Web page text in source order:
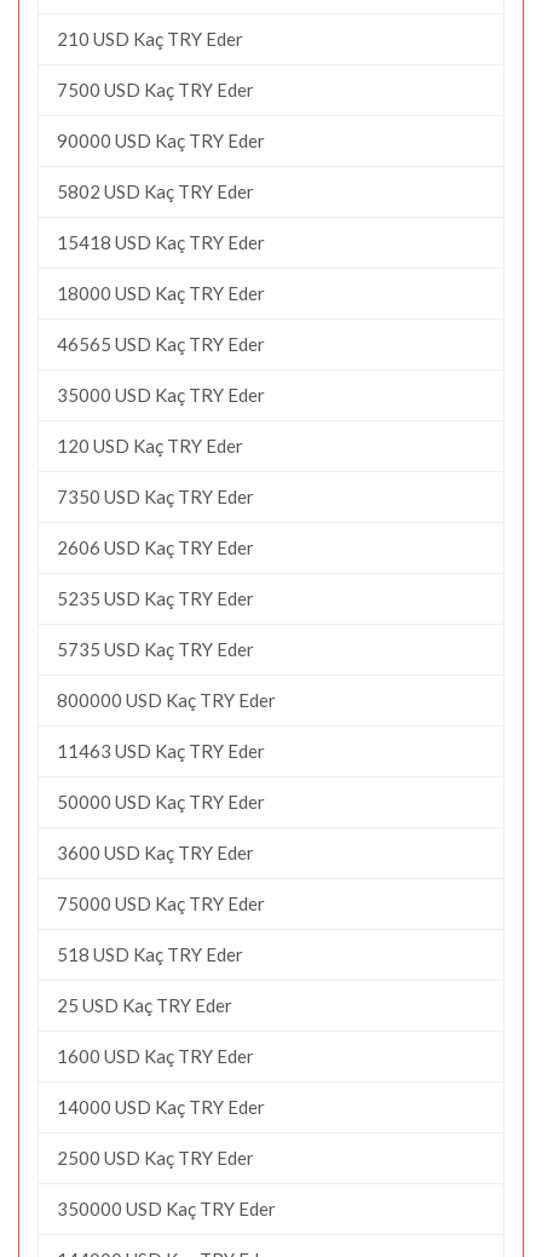
210 USD Kaç TRY Eder
7500 USD Kaç TRY Eder
90000 USD Kaç TRY Eder
5802 USD Kaç TRY Eder
15418 USD Kaç TRY Eder
18000 USD Kaç TRY Eder
46565 USD Kaç TRY Eder
35000 USD Kaç TRY Eder
120 USD Kaç TRY Eder
7350 USD Kaç TRY Eder
2606 USD Kaç TRY Eder
5235 USD Kaç TRY Eder
5735 USD Kaç TRY Eder
800000 USD Kaç TRY Eder
11463 USD Kaç TRY Eder
50000 USD Kaç TRY Eder
3600 USD Kaç TRY Eder
75000 USD Kaç TRY Eder
518 USD Kaç TRY Eder
25 USD Kaç TRY Eder
1600 USD Kaç TRY Eder
14000 USD Kaç TRY Eder
2500 USD Kaç TRY Eder
350000 USD Kaç TRY Eder